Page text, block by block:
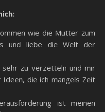
wie die Mutter zum
und liebe die Welt der
sehr zu verzetteln und mir
die ich mangels Zeit
ist meinen